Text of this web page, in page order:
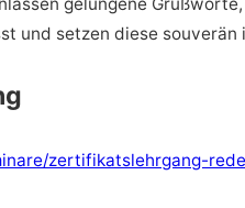
gelungene
und setzen diese souverän
zertifikatslehrgang-